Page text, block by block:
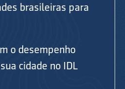
brasileiras para
o desempenho
cidade no IDL